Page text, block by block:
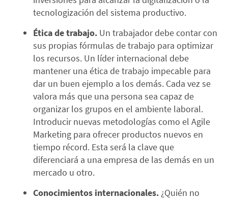
tecnologización del sistema productivo.
Ética de trabajo. Un trabajador debe contar con
sus propias fórmulas de trabajo para optimizar
los recursos. Un líder internacional debe
mantener una ética de trabajo impecable para
dar un buen ejemplo a los demás. Cada vez se
valora más que una persona sea capaz de
organizar los grupos en el ambiente laboral.
Introducir nuevas metodologías como el Agile
Marketing para ofrecer productos nuevos en
tiempo récord. Esta será la clave que
diferenciará a una empresa de las demás en un
mercado u otro.
Conocimientos internacionales. ¿Quién no